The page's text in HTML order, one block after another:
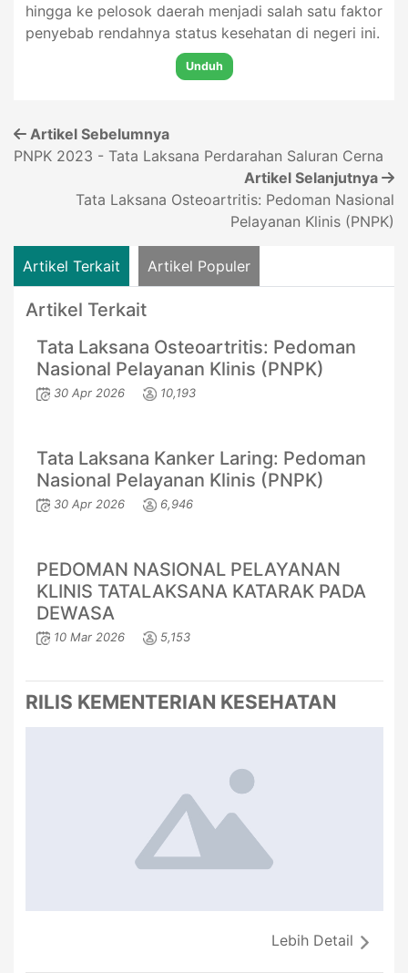
hingga ke pelosok daerah menjadi salah satu faktor
penyebab rendahnya status kesehatan di negeri ini.
Unduh
Artikel Sebelumnya
PNPK 2023 - Tata Laksana Perdarahan Saluran Cerna
Artikel Selanjutnya
Tata Laksana Osteoartritis: Pedoman Nasional
Pelayanan Klinis (PNPK)
Artikel Terkait Artikel Populer
Artikel Terkait
Tata Laksana Osteoartritis: Pedoman
Nasional Pelayanan Klinis (PNPK)
30 Apr 2026 10,193
Tata Laksana Kanker Laring: Pedoman
Nasional Pelayanan Klinis (PNPK)
30 Apr 2026 6,946
PEDOMAN NASIONAL PELAYANAN
KLINIS TATALAKSANA KATARAK PADA
DEWASA
10 Mar 2026 5,153
RILIS KEMENTERIAN KESEHATAN
Lebih Detail